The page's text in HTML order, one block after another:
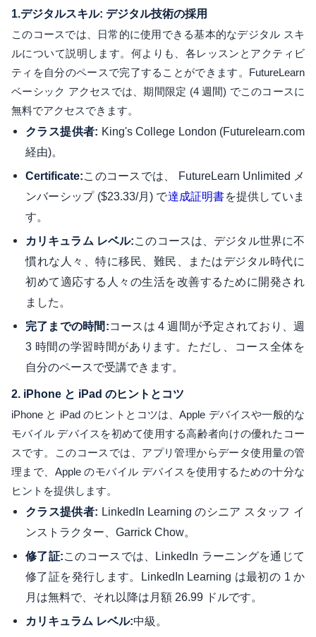
1.デジタルスキル: デジタル技術の採用
このコースでは、日常的に使用できる基本的なデジタル スキ
ルについて説明します。何よりも、各レッスンとアクティビ
ティを自分のペースで完了することができます。FutureLearn
ベーシック アクセスでは、期間限定 (4 週間) でこのコースに
無料でアクセスできます。
クラス提供者: King's College London (Futurelearn.com
経由)。
Certificate:このコースでは、 FutureLearn Unlimited メ
ンバーシップ ($23.33/月) で達成証明書を提供していま
す。
カリキュラム レベル:このコースは、デジタル世界に不
慣れな人々、特に移民、難民、またはデジタル時代に
初めて適応する人々の生活を改善するために開発され
ました。
完了までの時間:コースは 4 週間が予定されており、週
3 時間の学習時間があります。ただし、コース全体を
自分のペースで受講できます。
2. iPhone と iPad のヒントとコツ
iPhone と iPad のヒントとコツは、Apple デバイスや一般的な
モバイル デバイスを初めて使用する高齢者向けの優れたコー
スです。このコースでは、アプリ管理からデータ使用量の管
理まで、Apple のモバイル デバイスを使用するための十分な
ヒントを提供します。
クラス提供者: LinkedIn Learning のシニア スタッフ イ
ンストラクター、Garrick Chow。
修了証:このコースでは、LinkedIn ラーニングを通じて
修了証を発行します。LinkedIn Learning は最初の 1 か
月は無料で、それ以降は月額 26.99 ドルです。
カリキュラム レベル:中級。